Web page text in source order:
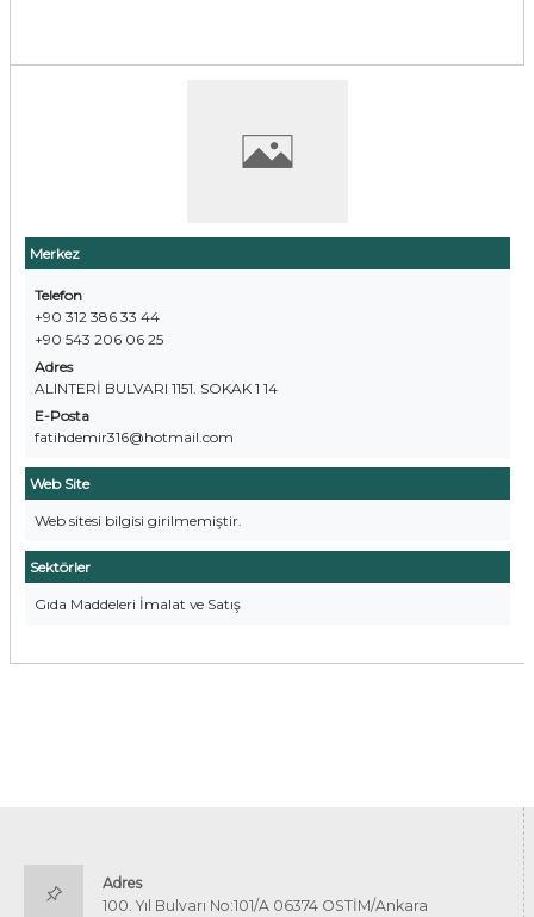
Merkez
Telefon
+90 312 386 33 44
+90 543 206 06 25
Adres
ALINTERİ BULVARI 1151. SOKAK 1 14
E-Posta
fatihdemir316@hotmail.com
Web Site
Web sitesi bilgisi girilmemiştir.
Sektörler
Gıda Maddeleri İmalat ve Satış
Adres
100. Yıl Bulvarı No:101/A 06374 OSTİM/Ankara